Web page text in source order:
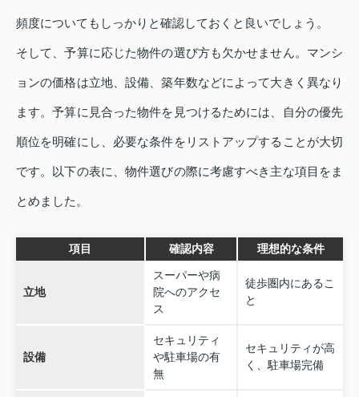
頻度についてもしっかりと確認しておくと良いでしょう。
そして、予算に応じた物件の選び方も欠かせません。マンシ
ョンの価格は立地、設備、築年数などによって大きく異なり
ます。予算に見合った物件を見つけるためには、自分の優先
順位を明確にし、必要な条件をリストアップすることが大切
です。以下の表に、物件選びの際に考慮すべき主な項目をま
とめました。
項目 確認内容 理想的な条件
立地
スーパーや病
院へのアクセ
ス
徒歩圏内にあるこ
と
設備
セキュリティ
や駐車場の有
無
セキュリティが高
く、駐車場完備